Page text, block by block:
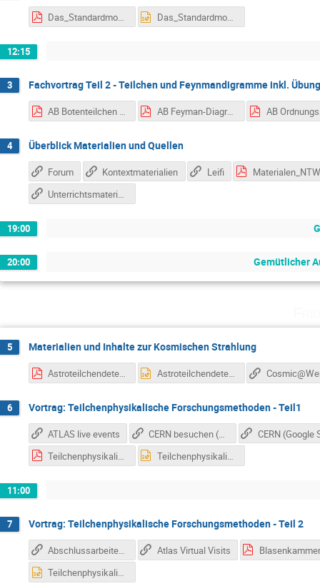
Das_Standardmodell_der_Teilchenphysik_im_Schulunterricht.pdf Das_Standardmodell_der_Teilchenphysik_im_Schulunterricht.pptx
12:15
3 Fachvortrag Teil 2 - Teilchen und Feynmandigramme inkl.
AB Botenteilchen für LFB_180903.pdf AB Feyman-Diagramme für LFB_180903.pdf
4 Überblick Materialien und Quellen
Forum Kontextmaterialien
Leifi
Unterrichtsmaterial Teilchenphysik
19:00
20:00 Gemütlicher
5 Materialien und Inhalte zur Kosmischen Strahlung
Astroteilchendetektoren.pdf Astroteilchendetektoren.pptx
6 Vortrag: Teilchenphysikalische Forschungsmethoden - Teil1
ATLAS live events
CERN besuchen (visitor service)
Teilchenphysikalische_Forschungsmethoden_I.pdf
Teilchenphysikalische_Forschungsmethoden_I.pptx
11:00
7 Vortrag: Teilchenphysikalische Forschungsmethoden - Teil 2
Abschlussarbeiten zur Teilchenidentifikation mit Detektoren
Atlas Virtual Visits
Teilchenphysikalische_Forschungsmethoden_II.pptx